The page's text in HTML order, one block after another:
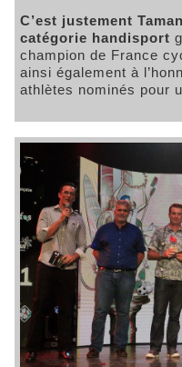
C’est justement
catégorie handisport
champion de France
ainsi également à
athlètes nominés pour